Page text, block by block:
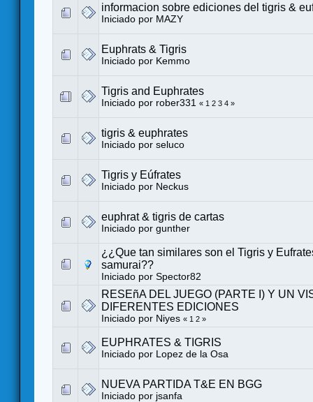
informacion sobre ediciones del tigris &
Iniciado por MAZY
Euphrats & Tigris
Iniciado por Kemmo
Tigris and Euphrates
Iniciado por rober331 « 1 2 3 4 »
tigris & euphrates
Iniciado por seluco
Tigris y Eúfrates
Iniciado por Neckus
euphrat & tigris de cartas
Iniciado por gunther
¿¿Que tan similares son el Tigris y
samurai??
Iniciado por Spector82
RESEñA DEL JUEGO (PARTE I) Y UN
DIFERENTES EDICIONES
Iniciado por Niyes « 1 2 »
EUPHRATES & TIGRIS
Iniciado por Lopez de la Osa
NUEVA PARTIDA T&E EN BGG
Iniciado por jsanfa